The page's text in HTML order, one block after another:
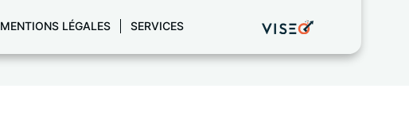
MENTIONS LÉGALES SERVICES